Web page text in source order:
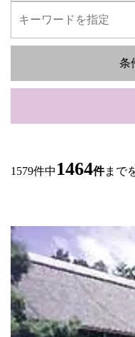
条
1579件中 1464件まで